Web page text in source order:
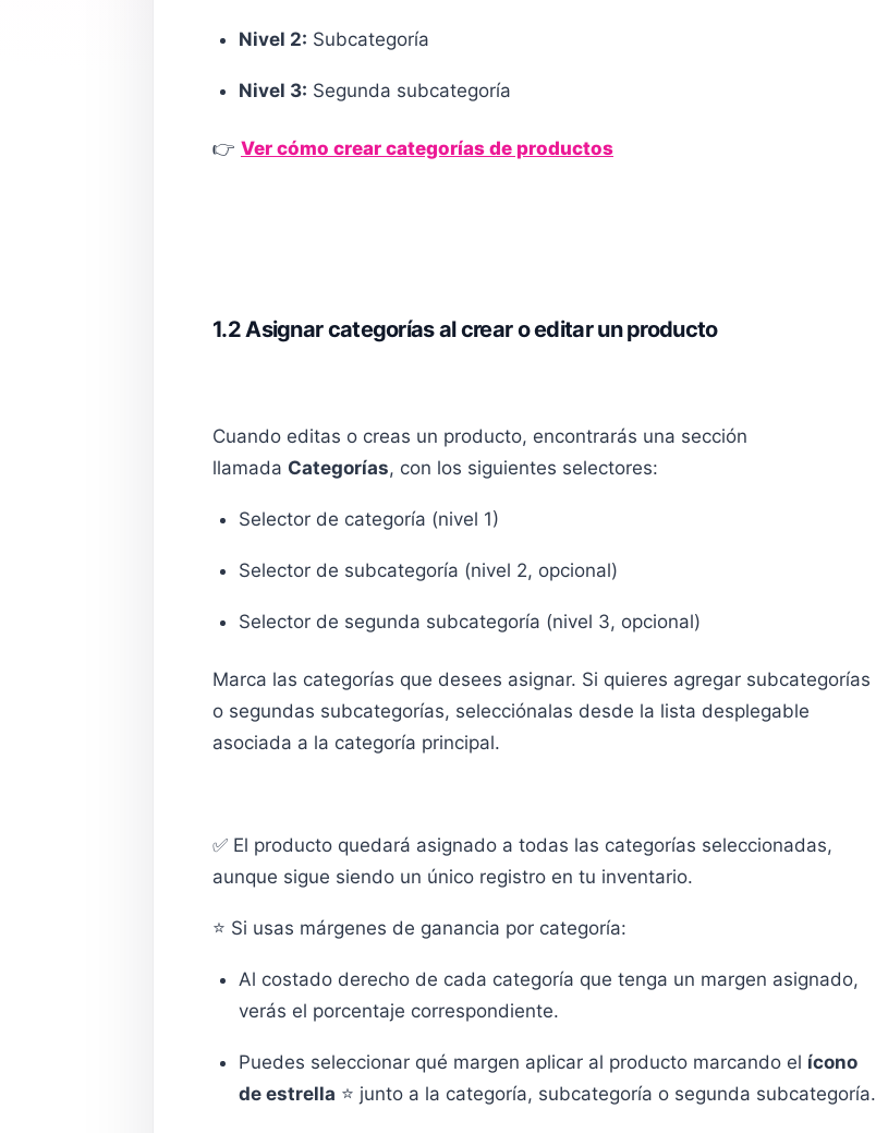
Nivel 2: Subcategoría
Nivel 3: Segunda subcategoría
👉 Ver cómo crear categorías de productos
1.2 Asignar categorías al crear o editar un producto
Cuando editas o creas un producto, encontrarás una sección
llamada Categorías, con los siguientes selectores:
Selector de categoría (nivel 1)
Selector de subcategoría (nivel 2, opcional)
Selector de segunda subcategoría (nivel 3, opcional)
Marca las categorías que desees asignar. Si quieres agregar subcategorías
o segundas subcategorías, selecciónalas desde la lista desplegable
asociada a la categoría principal.
✅ El producto quedará asignado a todas las categorías seleccionadas,
aunque sigue siendo un único registro en tu inventario.
⭐ Si usas márgenes de ganancia por categoría:
Al costado derecho de cada categoría que tenga un margen asignado,
verás el porcentaje correspondiente.
Puedes seleccionar qué margen aplicar al producto marcando el ícono
de estrella ⭐ junto a la categoría, subcategoría o segunda subcategoría.